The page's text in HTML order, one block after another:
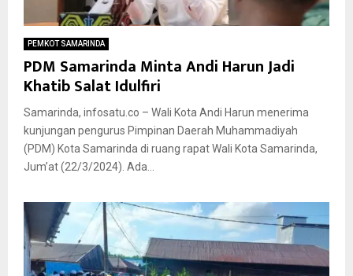
PEMKOT SAMARINDA
PDM Samarinda Minta Andi Harun Jadi
Khatib Salat Idulfiri
Samarinda, infosatu.co – Wali Kota Andi Harun menerima
kunjungan pengurus Pimpinan Daerah Muhammadiyah
(PDM) Kota Samarinda di ruang rapat Wali Kota Samarinda,
Jum’at (22/3/2024). Ada...